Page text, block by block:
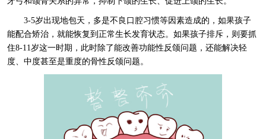
3-5岁出现地包天，多是不良口腔习惯等因素造成的，如果孩子
能配合矫治，就能恢复到正常生长发育状态。如果孩子排斥，则要抓
住8-11岁这一时期，此时除了能改善功能性反颌问题，还能解决轻
度、中度甚至是重度的骨性反颌问题。